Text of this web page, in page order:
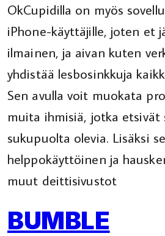
OkCupidilla on myös
iPhone-käyttäjille, joten et
ilmainen, ja aivan kuten
yhdistää lesbosinkkuja
Sen avulla voit muokata
muita ihmisiä, jotka etsivät
sukupuolta olevia. Lisäksi
helppokäyttöinen ja
muut deittisivustot
BUMBLE